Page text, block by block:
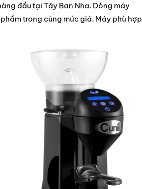
đầu tại Tây Ban Nha. Dòng máy
trong cùng mức giá. Máy phù hợp